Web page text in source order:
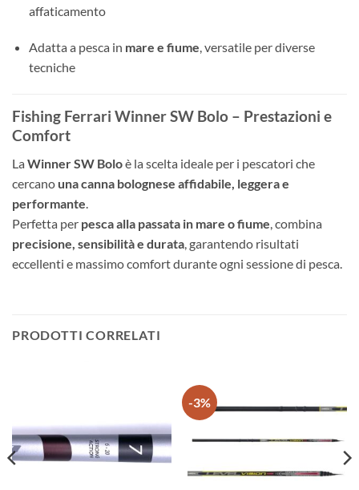
affaticamento
Adatta a pesca in mare e fiume, versatile per diverse
tecniche
Fishing Ferrari Winner SW Bolo – Prestazioni e
Comfort
La Winner SW Boloè la scelta ideale per i pescatori che
cercano una canna bolognese affidabile, leggera e
performante
Perfetta per pesca alla passata in mare o fiume , combina
precisione, sensibilità e durata , garantendo risultati
eccellenti e massimo comfort durante ogni sessione di pesca.
PRODOTTI CORRELATI
-3%